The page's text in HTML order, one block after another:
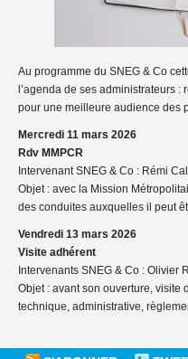
Au programme du SNEG & Co
l’agenda de ses administrateurs
pour une meilleure audience des
Mercredi 11 mars 2026
Rdv MMPCR
Intervenant SNEG & Co : Rémi
Objet : avec la Mission
des conduites auxquelles il peut
Vendredi 13 mars 2026
Visite adhérent
Intervenants SNEG & Co : Olivier
Objet : avant son ouverture, visite
technique, administrative,